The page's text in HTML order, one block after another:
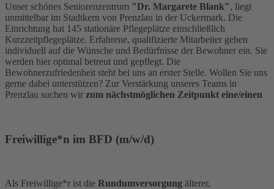
Unser schönes Seniorenzentrum "Dr. Margarete Blank", liegt
unmittelbar im Stadtkern von Prenzlau in der Uckermark. Die
Einrichtung hat 145 stationäre Pflegeplätze einschließlich
Kurzzeitpflegeplätze. Erfahrene, qualifizierte Mitarbeiter gehen
individuell auf die Wünsche und Bedürfnisse der Bewohner ein. Sie
werden hier optimal betreut und gepflegt. Die
Bewohnerzufriedenheit steht bei uns an erster Stelle. Wollen Sie uns
gerne dabei unterstützen? Zur Verstärkung unseres Teams in
Prenzlau suchen wir zum nächstmöglichen Zeitpunkt eine/einen
Freiwillige*n im BFD (m/w/d)
Als Freiwillige*r ist die Rundumversorgung älterer,